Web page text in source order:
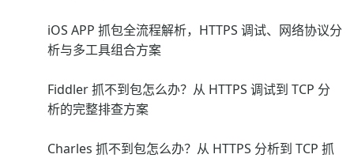
iOS APP 抓包全流程解析，HTTPS 调试、网络协议分
析与多工具组合方案
Fiddler 抓不到包怎么办？从 HTTPS 调试到 TCP 分
析的完整排查方案
Charles 抓不到包怎么办？从 HTTPS 分析到 TCP 抓